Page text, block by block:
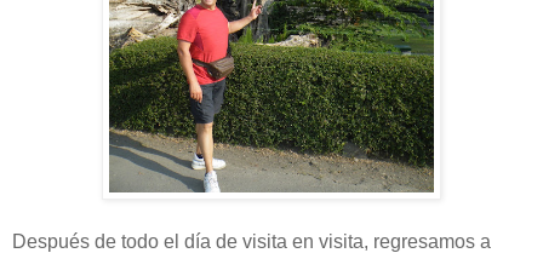
Después de todo el día de visita en visita, regresamos a